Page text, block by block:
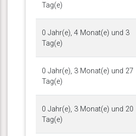
Tag(e)
0 Jahr(e), 4 Monat(e) und 3
Tag(e)
0 Jahr(e), 3 Monat(e) und 27
Tag(e)
0 Jahr(e), 3 Monat(e) und 20
Tag(e)